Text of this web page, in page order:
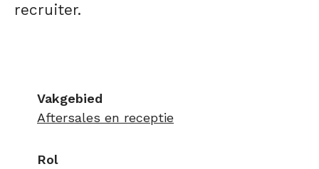
recruiter.
Vakgebied
Aftersales en receptie
Rol